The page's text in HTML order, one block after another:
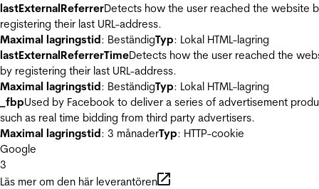
lastExternalReferrerDetects how the user reached the website
registering their last URL-address.
Maximal lagringstid: BeständigTyp: Lokal HTML-lagring
lastExternalReferrerTimeDetects how the user reached the
by registering their last URL-address.
Maximal lagringstid: BeständigTyp: Lokal HTML-lagring
_fbpUsed by Facebook to deliver a series of advertisement
such as real time bidding from third party advertisers.
Maximal lagringstid: 3 månaderTyp: HTTP-cookie
Google
3
Läs mer om den här leverantören